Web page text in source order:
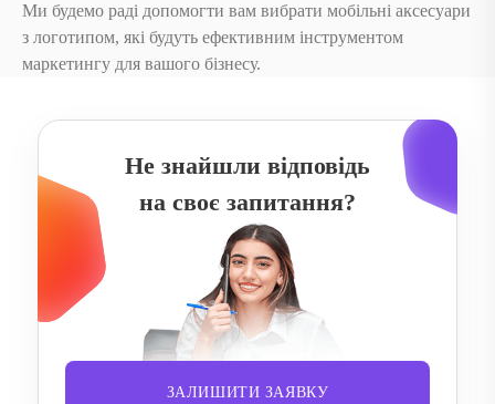
Ми будемо раді допомогти вам вибрати мобільні аксесуари
з логотипом, які будуть ефективним інструментом
маркетингу для вашого бізнесу.
Не знайшли відповідь
на своє запитання?
ЗАЛИШИТИ ЗАЯВКУ